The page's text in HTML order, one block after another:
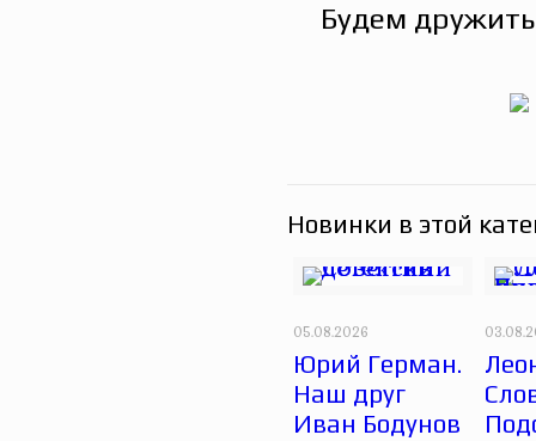
Будем
Новинки в этой
05.08.2026
Юрий Герман.
Наш друг
Иван Бодунов